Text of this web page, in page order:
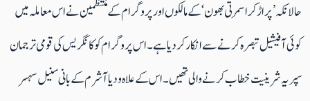
حالانکہ ’پراڑکر اسمرتی بھون‘ کے مالکوں اور پروگرام کے منتظمین نے اس معاملہ میں
کوئی آفیشیل تبصرہ کرنے سے انکار کر دیا ہے۔ اس پروگرام کو کانگریس کی قومی ترجمان
سپریہ شرینیت خطاب کرنے والی تھیں۔ اس کے علاہ ودیا آشرم کے بانی سنیل سہسر